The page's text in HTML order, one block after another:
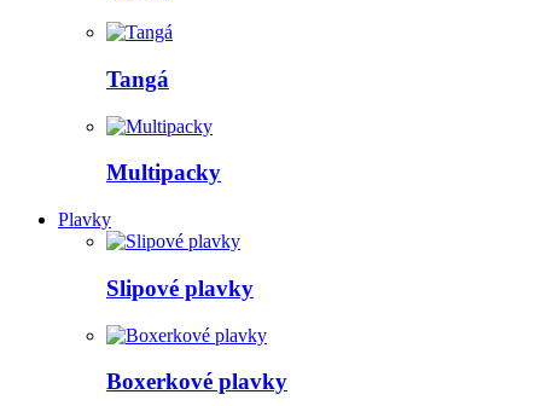
Tangá
Multipacky
Plavky
Slipové plavky
Boxerkové plavky